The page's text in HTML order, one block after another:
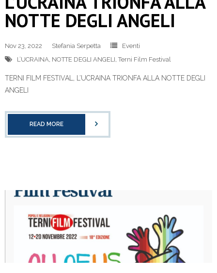
NOTTE DEGLI ANGELI
Nov 23, 2022 Stefania Serpetta
Eventi
L’UCRAINA NOTTE DEGLI ANGELI ,Terni Film Festival
TERNI FILM FESTIVAL, L’UCRAINA TRIONFA ALLA NOTTE DEGLI
ANGELI
READ MORE